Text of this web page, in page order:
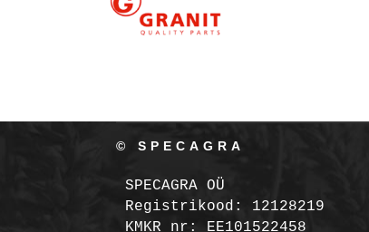
© SPECAGRA
SPECAGRA OÜ
Registrikood: 12128219
KMKR nr: EE101522458